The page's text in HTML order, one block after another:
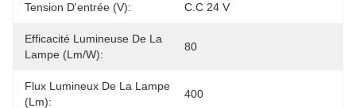
Tension D'entrée (V): C.C 24 V
Efficacité Lumineuse De La
Lampe (lm/w):
80
Flux Lumineux De La Lampe
(lm):
400